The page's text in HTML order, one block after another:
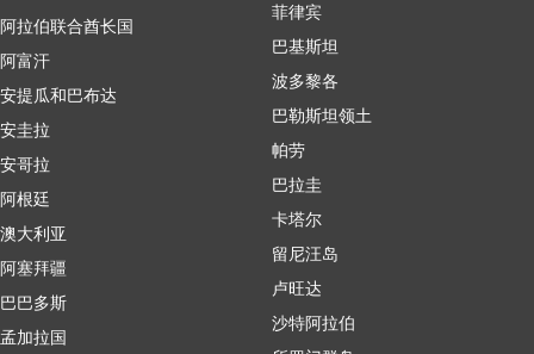
阿拉伯联合酋长国
阿富汗
安提瓜和巴布达
安圭拉
安哥拉
阿根廷
澳大利亚
阿塞拜疆
巴巴多斯
孟加拉国
菲律宾
巴基斯坦
波多黎各
巴勒斯坦领土
帕劳
巴拉圭
卡塔尔
留尼汪岛
卢旺达
沙特阿拉伯